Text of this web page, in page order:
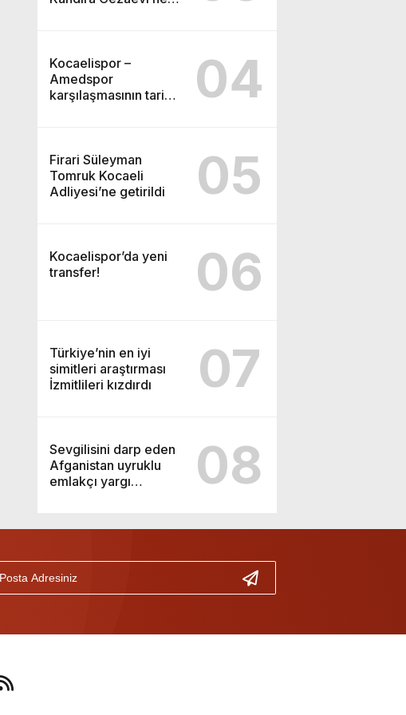
Kocaelispor –
Amedspor
karşılaşmasının tarihi
04
Firari Süleyman
Tomruk Kocaeli
Adliyesi’ne getirildi
05
Kocaelispor’da yeni
transfer!
06
Türkiye’nin en iyi
simitleri araştırması
İzmitlileri kızdırdı
07
Sevgilisini darp eden
Afganistan uyruklu
emlakçı yargı
08